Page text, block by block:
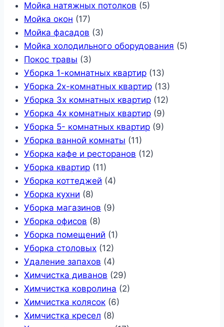
Мойка натяжных потолков (5)
Мойка окон (17)
Мойка фасадов (3)
Мойка холодильного оборудования (5)
Покос травы (3)
Уборка 1-комнатных квартир (13)
Уборка 2х-комнатных квартир (13)
Уборка 3х комнатных квартир (12)
Уборка 4х комнатных квартир (9)
Уборка 5- комнатных квартир (9)
Уборка ванной комнаты (11)
Уборка кафе и ресторанов (12)
Уборка квартир (11)
Уборка коттеджей (4)
Уборка кухни (8)
Уборка магазинов (9)
Уборка офисов (8)
Уборка помещений (1)
Уборка столовых (12)
Удаление запахов (4)
Химчистка диванов (29)
Химчистка ковролина (2)
Химчистка колясок (6)
Химчистка кресел (8)